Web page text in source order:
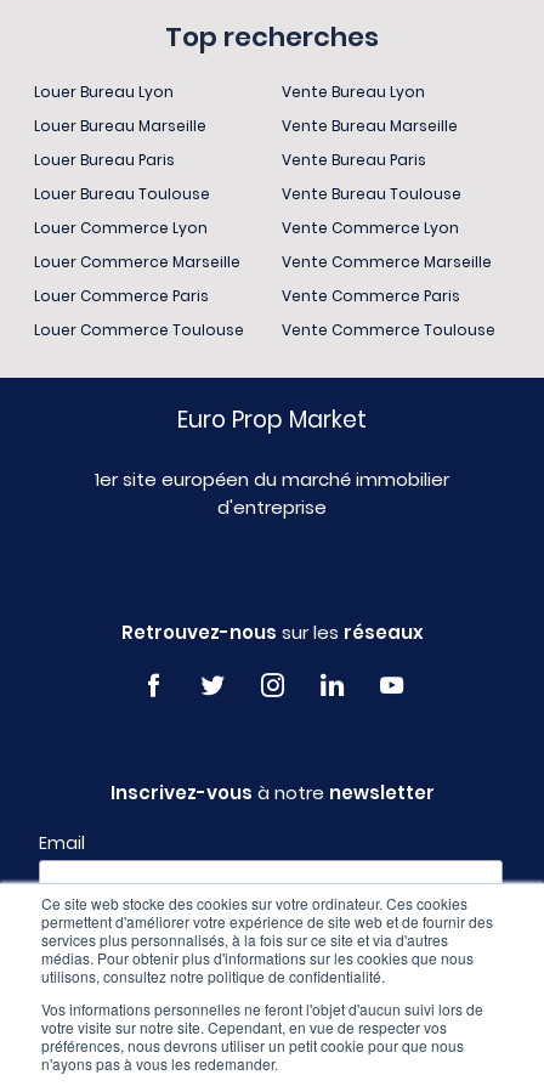
Ce site web stocke des cookies sur votre ordinateur. Ces cookies
permettent d'améliorer votre expérience de site web et de fournir des
services plus personnalisés, à la fois sur ce site et via d'autres
médias. Pour obtenir plus d'informations sur les cookies que nous
utilisons, consultez notre politique de confidentialité.
Vos informations personnelles ne feront l'objet d'aucun suivi lors de
votre visite sur notre site. Cependant, en vue de respecter vos
préférences, nous devrons utiliser un petit cookie pour que nous
n'ayons pas à vous les redemander.
Top recherches
Louer Bureau Lyon
Louer Bureau Marseille
Louer Bureau Paris
Louer Bureau Toulouse
Louer Commerce Lyon
Louer Commerce Marseille
Louer Commerce Paris
Louer Commerce Toulouse
Vente Bureau Lyon
Vente Bureau Marseille
Vente Bureau Paris
Vente Bureau Toulouse
Vente Commerce Lyon
Vente Commerce Marseille
Vente Commerce Paris
Vente Commerce Toulouse
Euro Prop Market
1er site européen du marché immobilier
d'entreprise
Retrouvez-nous sur les réseaux
Inscrivez-vous à notre newsletter
Email
Profil